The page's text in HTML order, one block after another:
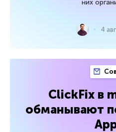
них
4
ClickFix в
обманывают